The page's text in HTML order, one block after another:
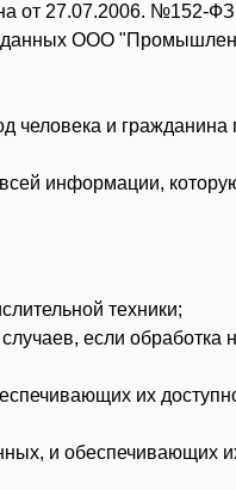
от 27.07.2006. №152-
данных ООО
и гражданина
информации,
техники;
если обработка
их
и обеспечивающих